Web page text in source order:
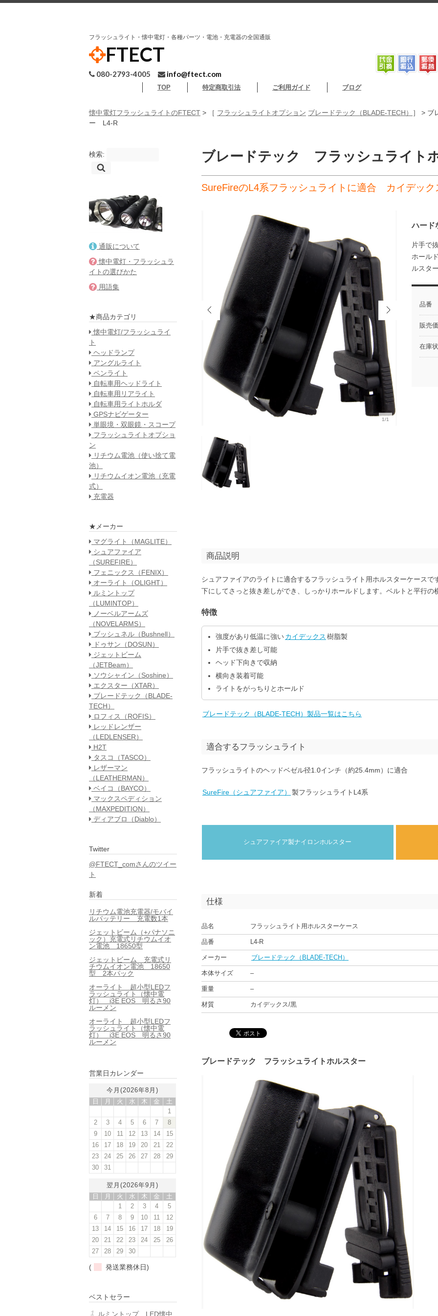
フラッシュライト・懐中電灯・各種パーツ・電池・充電器の全国通販
FTECT
080-2793-4005 info@ftect.com
TOP 特定商取引法 ご利用ガイド
ブログ
懐中電灯フラッシュライトのFTECT > ［ フラッシュライトオプション ブレードテック（BLADE-TECH）
］ > ブ
ー L4-R
ブレードテック フラッシュライト
SureFireのL4系フラッシュライトに適合 カイデック
1/1
ハード
片手で
ホール
ルスタ
品番
販売
在庫
商品説明
シュアファイアのライトに適合するフラッシュライト用ホルスターケース
下にしてさっと抜き差しができ、しっかりホールドします。ベルトと平行の
特徴
強度があり低温に強いカイデックス 樹脂製
片手で抜き差し可能
ヘッド下向きで収納
横向き装着可能
ライトをがっちりとホールド
ブレードテック（BLADE-TECH）製品一覧はこちら
適合するフラッシュライト
フラッシュライトのヘッドベゼル径1.0インチ（約25.4mm）に適合
SureFire（シュアファイア） 製フラッシュライトL4系
シュアファイア製ナイロンホルスター
仕様
品名 フラッシュライト用ホルスターケース
品番 L4-R
メーカー ブレードテック（BLADE-TECH）
本体サイズ –
重量 –
材質 カイデックス/黒
ブレードテック フラッシュライトホルスター
検索:
通販について
懐中電灯・フラッシュラ
イトの選びかた
用語集
★商品カテゴリ
懐中電灯/フラッシュライ
ト
ヘッドランプ
アングルライト
ペンライト
自転車用ヘッドライト
自転車用リアライト
自転車用ライトホルダ
GPSナビゲーター
単眼境・双眼鏡・スコープ
フラッシュライトオプショ
ン
リチウム電池（使い捨て電
池）
リチウムイオン電池（充電
式）
充電器
★メーカー
マグライト（MAGLITE）
シュアファイア
（SUREFIRE）
フェニックス（FENIX）
オーライト（OLIGHT）
ルミントップ
（LUMINTOP）
ノーベルアームズ
（NOVELARMS）
ブッシュネル（Bushnell）
ドゥサン（DOSUN）
ジェットビーム
（JETBeam）
ソウシャイン（Soshine）
エクスター（XTAR）
ブレードテック（BLADE-
TECH）
ロフィス（ROFIS）
レッドレンザー
（LEDLENSER）
H2T
タスコ（TASCO）
レザーマン
（LEATHERMAN）
ベイコ（BAYCO）
マックスペディション
（MAXPEDITION）
ディアブロ（Diablo）
Twitter
@FTECT_comさんのツイー
ト
新着
リチウム電池充電器/モバイ
ルバッテリー 充電数1本
ジェットビーム（+パナソニ
ック）充電式リチウムイオ
ン電池 18650型
ジェットビーム 充電式リ
チウムイオン電池 18650
型 2本パック
オーライト 超小型LEDフ
ラッシュライト（懐中電
灯） i3E EOS 明るさ90
ルーメン
オーライト 超小型LEDフ
ラッシュライト（懐中電
灯） i3E EOS 明るさ90
ルーメン
営業日カレンダー
今月(2026年8月)
日
月 火 水 木 金
土
1
2
3 4 5 6 7
8
9
10 11 12 13 14
15
16
17 18 19 20 21
22
23
24 25 26 27 28
29
30
31
翌月(2026年9月)
日
月 火 水 木 金
土
1
2 3 4
5
6
7 8 9 10 11
12
13
14 15 16 17 18
19
20
21 22 23 24 25
26
27
28 29 30
( 発送業務休日)
ベストセラー
ルミントップ LED懐中